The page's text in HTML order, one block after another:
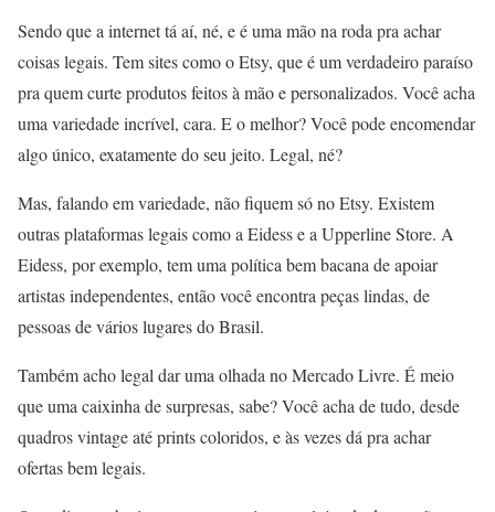
Sendo que a internet tá aí, né, e é uma mão na roda pra achar
coisas legais. Tem sites como o Etsy, que é um verdadeiro paraíso
pra quem curte produtos feitos à mão e personalizados. Você acha
uma variedade incrível, cara. E o melhor? Você pode encomendar
algo único, exatamente do seu jeito. Legal, né?
Mas, falando em variedade, não fiquem só no Etsy. Existem
outras plataformas legais como a Eidess e a Upperline Store. A
Eidess, por exemplo, tem uma política bem bacana de apoiar
artistas independentes, então você encontra peças lindas, de
pessoas de vários lugares do Brasil.
Também acho legal dar uma olhada no Mercado Livre. É meio
que uma caixinha de surpresas, sabe? Você acha de tudo, desde
quadros vintage até prints coloridos, e às vezes dá pra achar
ofertas bem legais.